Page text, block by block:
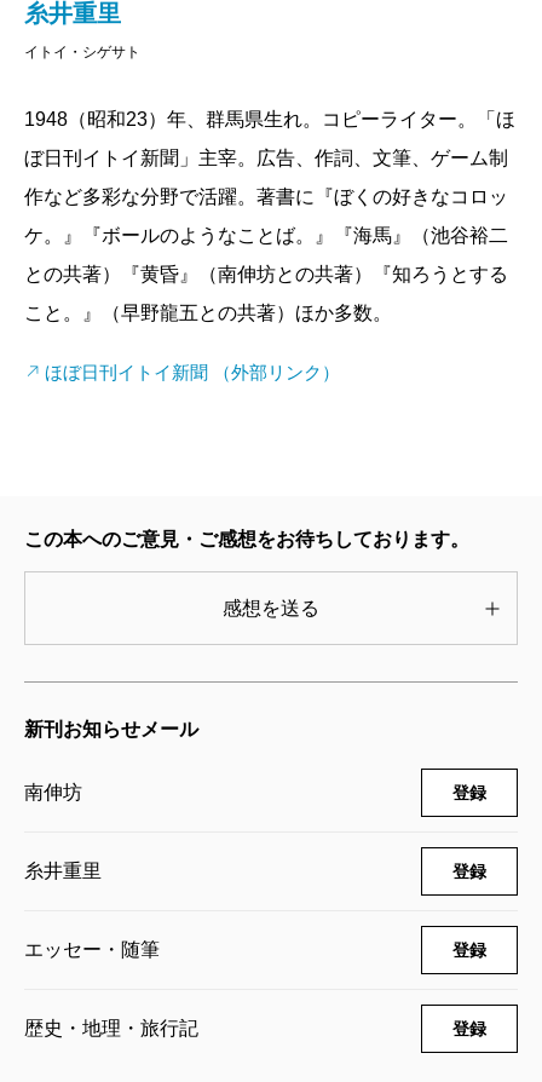
糸井重里
イトイ・シゲサト
1948（昭和23）年、群馬県生れ。コピーライター。「ほ
ぼ日刊イトイ新聞」主宰。広告、作詞、文筆、ゲーム制
作など多彩な分野で活躍。著書に『ぼくの好きなコロッ
ケ。』『ボールのようなことば。』『海馬』（池谷裕二
との共著）『黄昏』（南伸坊との共著）『知ろうとする
こと。』（早野龍五との共著）ほか多数。
ほぼ日刊イトイ新聞 （外部リンク）
この本へのご意見・ご感想をお待ちしております。
感想を送る
新刊お知らせメール
南伸坊 登録
糸井重里 登録
エッセー・随筆 登録
歴史・地理・旅行記 登録